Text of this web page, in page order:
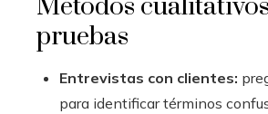
Métodos
pruebas
Entrevistas con clientes:
para identificar términos